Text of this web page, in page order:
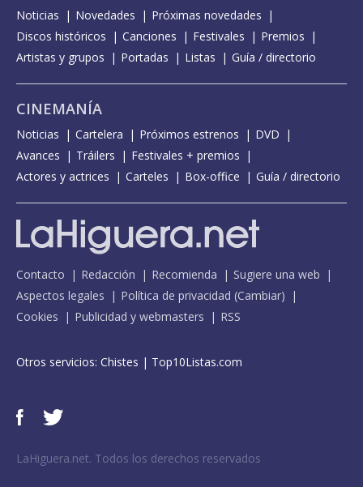
Noticias Novedades
Próximas novedades
Discos históricos
Canciones Festivales
Premios
Artistas y grupos
Portadas Listas Guía / directorio
CINEMANÍA
Noticias Cartelera Próximos estrenos
DVD
Avances
Tráilers
Festivales + premios
Actores y actrices
Carteles Box-office Guía / directorio
Contacto Redacción Recomienda
Sugiere una web
Aspectos legales
Política de privacidad (Cambiar)
Cookies
Publicidad y webmasters RSS
Otros servicios: Chistes | Top10Listas.com
LaHiguera.net. Todos los derechos reservados